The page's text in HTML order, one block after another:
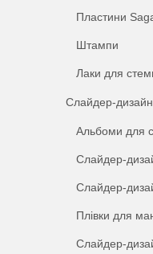
Пластини
Штампи
Лаки для
Слайдер-
Альбоми для
Слайдер-
Слайдер-
Плівки для
Слайдер-